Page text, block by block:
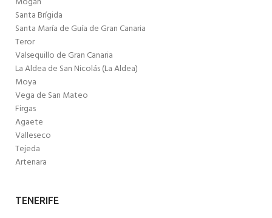
Santa Brígida
Santa María de Guía de Gran Canaria
Teror
Valsequillo de Gran Canaria
La Aldea de San Nicolás (La Aldea)
Moya
Vega de San Mateo
Firgas
Agaete
Valleseco
Tejeda
Artenara
TENERIFE